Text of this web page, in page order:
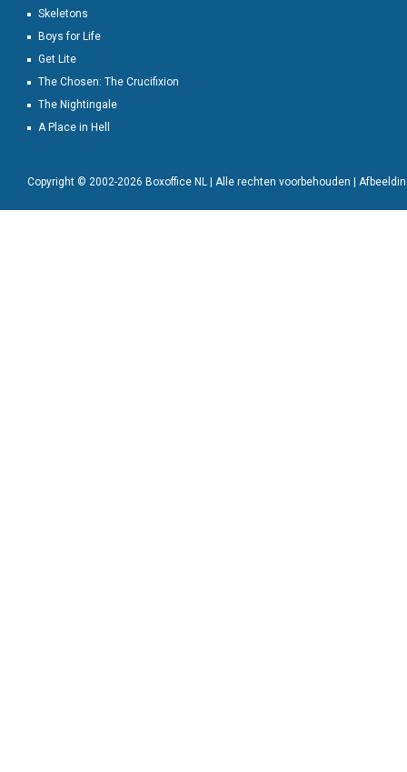
Skeletons
Boys for Life
Get Lite
The Chosen: The Crucifixion
The Nightingale
A Place in Hell
Copyright © 2002-2026 Boxoffice NL | Alle rechten voorbehouden |